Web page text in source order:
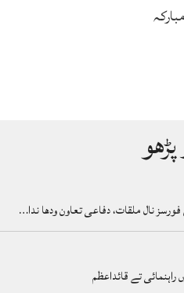
نال ملقات، دفاعی تعاون ودھا ندا…
تے قائداعظم